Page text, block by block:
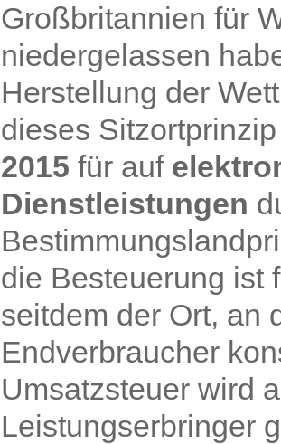
Großbritannien für
niedergelassen
Herstellung der
dieses
2015 für auf
Dienstleistungen
die Besteuerung ist
seitdem der Ort, an
Endverbraucher
Umsatzsteuer wird
Leistungserbringer